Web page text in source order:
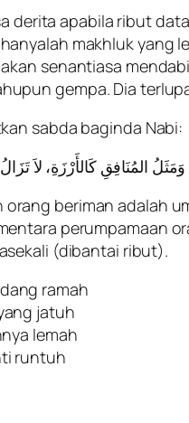
derita apabila ribut
makhluk yang
senantiasa
gempa. Dia
sabda baginda Nabi:
orang beriman adalah
perumpamaan
(dibantai ribut).
ramah
jatuh
lemah
runtuh